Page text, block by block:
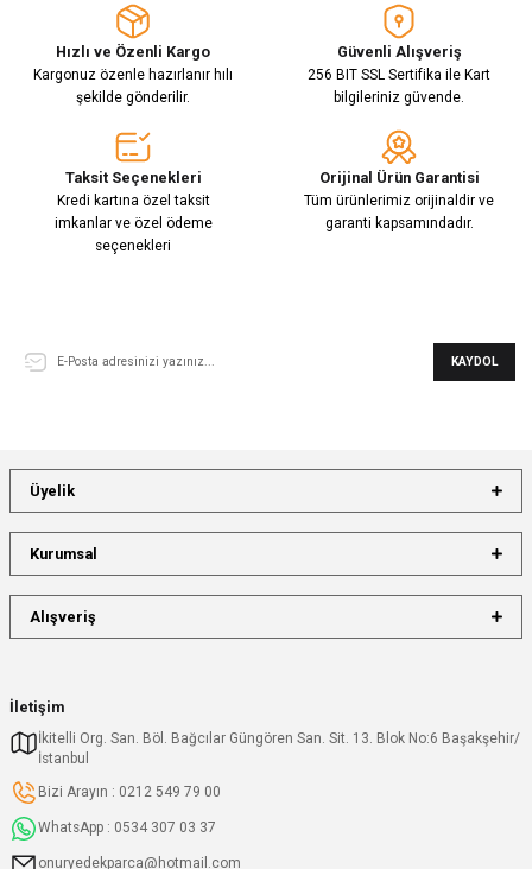
Hızlı ve Özenli Kargo
Kargonuz özenle hazırlanır hılı
şekilde gönderilir.
Güvenli Alışveriş
256 BIT SSL Sertifika ile Kart
bilgileriniz güvende.
Taksit Seçenekleri
Kredi kartına özel taksit
imkanlar ve özel ödeme
seçenekleri
Orijinal Ürün Garantisi
Tüm ürünlerimiz orijinaldir ve
garanti kapsamındadır.
KAYDOL
İletişim
İkitelli Org. San. Böl. Bağcılar Güngören San. Sit. 13. Blok No:6 Başakşehir/
İstanbul
Bizi Arayın : 0212 549 79 00
WhatsApp : 0534 307 03 37
onuryedekparca@hotmail.com
Üyelik
Kurumsal
Alışveriş